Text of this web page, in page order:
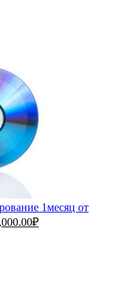
1месяц от
₽Текущая